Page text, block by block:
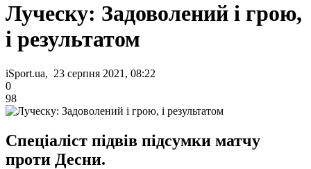
Луческу: Задоволений і грою,
і результатом
iSport.ua, 23 серпня 2021, 08:22
0
98
Спеціаліст підвів підсумки матчу
проти Десни.